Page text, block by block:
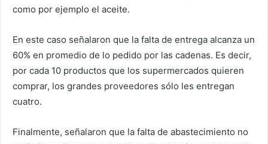
como por ejemplo el aceite.
En este caso señalaron que la falta de entrega alcanza un
60% en promedio de lo pedido por las cadenas. Es decir,
por cada 10 productos que los supermercados quieren
comprar, los grandes proveedores sólo les entregan
cuatro.
Finalmente, señalaron que la falta de abastecimiento no